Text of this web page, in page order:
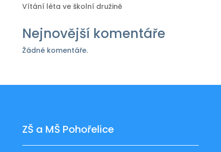
Vítání léta ve školní družině
Nejnovější komentáře
Žádné komentáře.
ZŠ a MŠ Pohořelice